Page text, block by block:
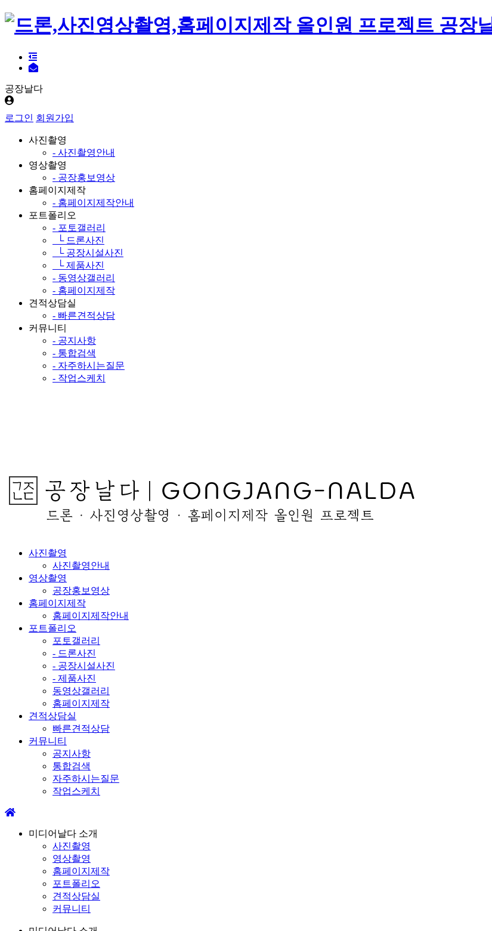
공장날다
로그인 회원가입
사진촬영
- 사진촬영안내
영상촬영
- 공장홍보영상
홈페이지제작
- 홈페이지제작안내
포트폴리오
- 포토갤러리
└ 드론사진
└ 공장시설사진
└ 제품사진
- 동영상갤러리
- 홈페이지제작
견적상담실
- 빠른견적상담
커뮤니티
- 공지사항
- 통합검색
- 자주하시는질문
- 작업스케치
사진촬영
사진촬영안내
영상촬영
공장홍보영상
홈페이지제작
홈페이지제작안내
포트폴리오
포토갤러리
- 드론사진
- 공장시설사진
- 제품사진
동영상갤러리
홈페이지제작
견적상담실
빠른견적상담
커뮤니티
공지사항
통합검색
자주하시는질문
작업스케치
미디어날다 소개
사진촬영
영상촬영
홈페이지제작
포트폴리오
견적상담실
커뮤니티